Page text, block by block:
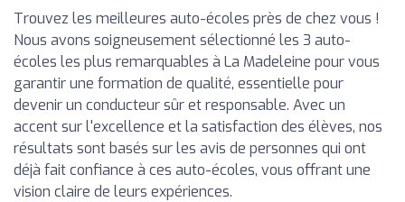
Trouvez les meilleures auto-écoles près de chez vous !
Nous avons soigneusement sélectionné les 3 auto-
écoles les plus remarquables à La Madeleine pour vous
garantir une formation de qualité, essentielle pour
devenir un conducteur sûr et responsable. Avec un
accent sur l'excellence et la satisfaction des élèves, nos
résultats sont basés sur les avis de personnes qui ont
déjà fait confiance à ces auto-écoles, vous offrant une
vision claire de leurs expériences.